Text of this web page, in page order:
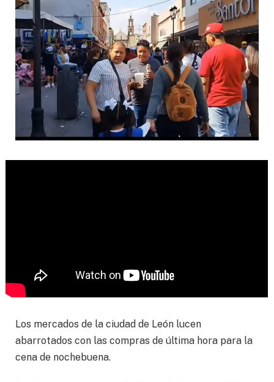
Los mercados de la ciudad de León lucen
abarrotados con las compras de última hora para la
cena de nochebuena.